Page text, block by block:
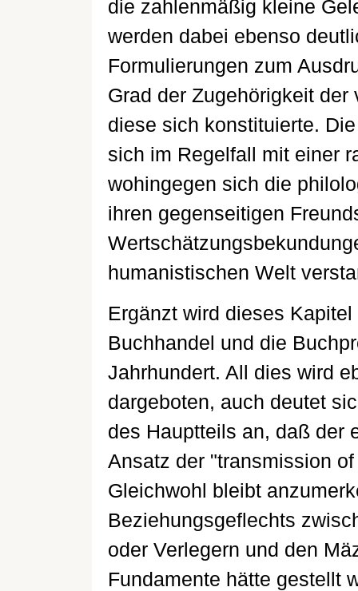
die zahlenmäßig kleine
werden dabei ebenso
Formulierungen zum
Grad der Zugehörigkeit
diese sich konstituierte.
sich im Regelfall mit einer
wohingegen sich die
ihren gegenseitigen
humanistischen Welt
Ergänzt wird dieses
Buchhandel und die
Jahrhundert. All dies wird
dargeboten, auch deutet
des Hauptteils an, daß der
Ansatz der "transmission
Gleichwohl bleibt
Beziehungsgeflechts
oder Verlegern und den
Fundamente hätte gestellt